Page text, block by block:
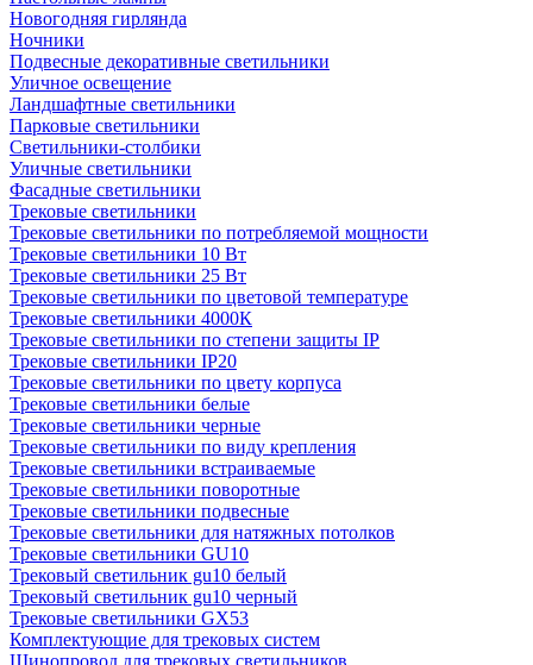
Новогодняя гирлянда
Ночники
Подвесные декоративные светильники
Уличное освещение
Ландшафтные светильники
Парковые светильники
Светильники-столбики
Уличные светильники
Фасадные светильники
Трековые светильники
Трековые светильники по потребляемой мощности
Трековые светильники 10 Вт
Трековые светильники 25 Вт
Трековые светильники по цветовой температуре
Трековые светильники 4000К
Трековые светильники по степени защиты IP
Трековые светильники IP20
Трековые светильники по цвету корпуса
Трековые светильники белые
Трековые светильники черные
Трековые светильники по виду крепления
Трековые светильники встраиваемые
Трековые светильники поворотные
Трековые светильники подвесные
Трековые светильники для натяжных потолков
Трековые светильники GU10
Трековый светильник gu10 белый
Трековый светильник gu10 черный
Трековые светильники GX53
Комплектующие для трековых систем
Шинопровод для трековых светильников